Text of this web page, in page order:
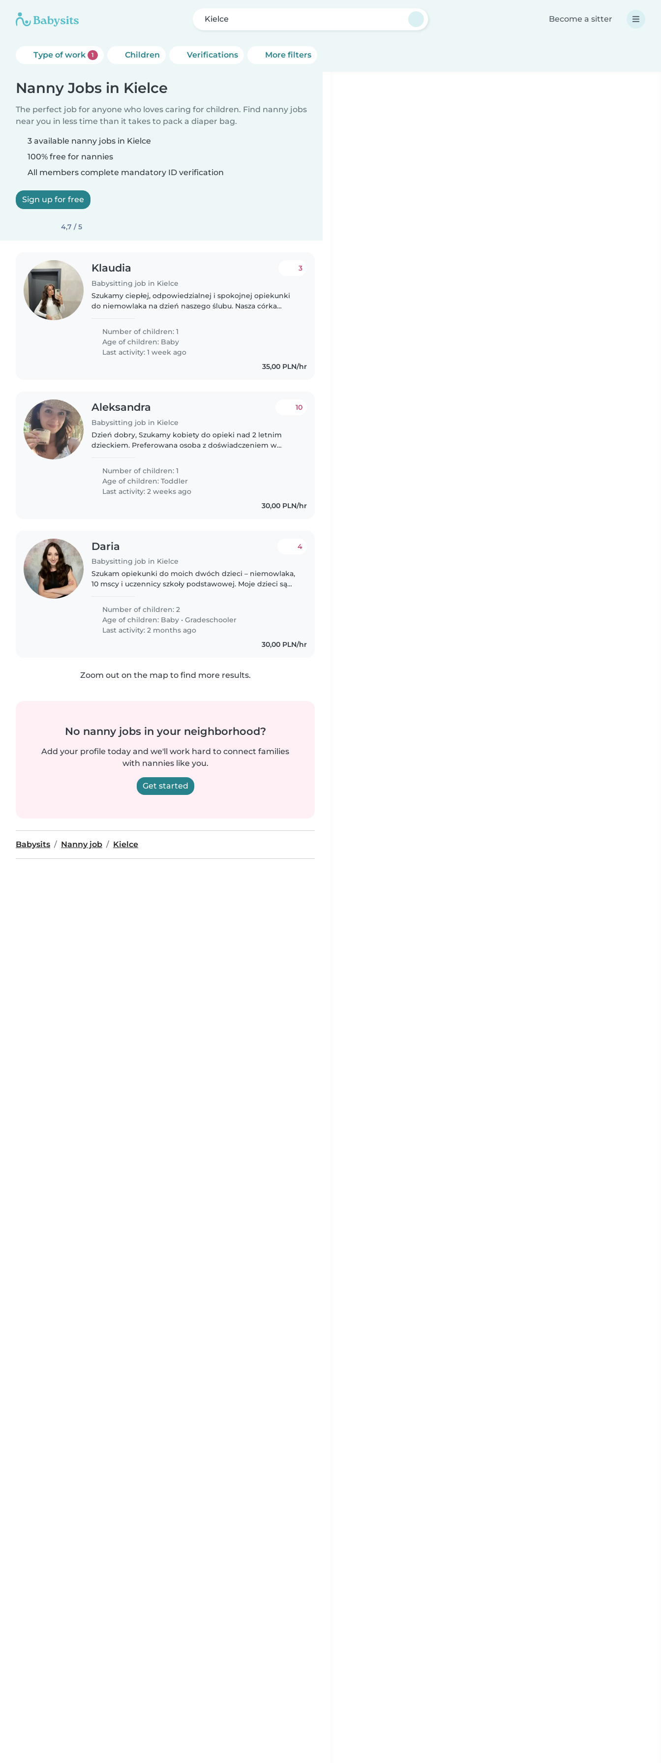
Kielce Become a sitter
Type of work 1 Children Verifications More filters
Nanny Jobs in Kielce
The perfect job for anyone who loves caring for children. Find nanny jobs
near you in less time than it takes to pack a diaper bag.
3 available nanny jobs in Kielce
100% free for nannies
All members complete mandatory ID verification
Sign up for free
4,7 / 5
Klaudia
Babysitting job in Kielce
3
Szukamy ciepłej, odpowiedzialnej i spokojnej opiekunki
do niemowlaka na dzień naszego ślubu. Nasza córka
opiekunka zajmowała..
Number of children: 1
Age of children: Baby
Last activity: 1 week ago
35,00 PLN/hr
Aleksandra
Babysitting job in Kielce
10
Dzień dobry, Szukamy kobiety do opieki nad 2 letnim
dzieckiem. Preferowana osoba z doświadczeniem w
Number of children: 1
Age of children:Toddler
Last activity: 2 weeks ago
30,00 PLN/hr
Daria
Babysitting job in Kielce
4
Szukam opiekunki do moich dwóch dzieci – niemowlaka,
10 mscy i uczennicy szkoły podstawowej. Moje dzieci są
kogoś, kto jest..
Number of children: 2
Age of children: Baby •Gradeschooler
Last activity: 2 months ago
30,00 PLN/hr
Zoom out on the map to find more results.
No nanny jobs in your neighborhood?
Add your profile today and we'll work hard to connect families
with nannies like you.
Get started
Babysits Nanny job Kielce